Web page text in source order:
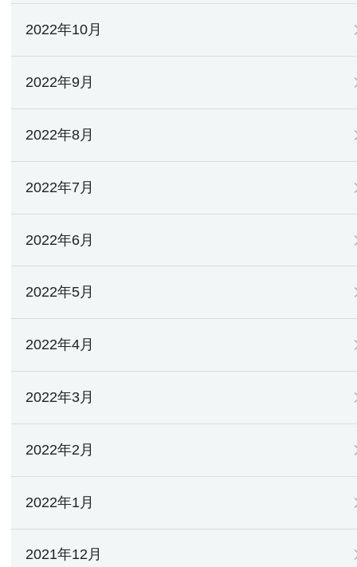
2022年10月
2022年9月
2022年8月
2022年7月
2022年6月
2022年5月
2022年4月
2022年3月
2022年2月
2022年1月
2021年12月